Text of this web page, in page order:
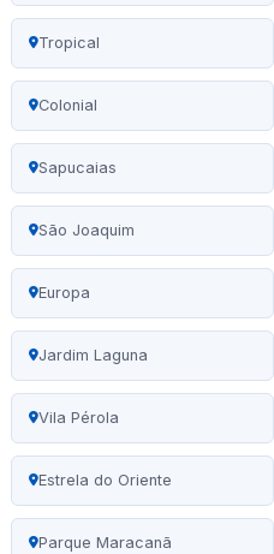
Tropical
Colonial
Sapucaias
São Joaquim
Europa
Jardim Laguna
Vila Pérola
Estrela do Oriente
Parque Maracanã